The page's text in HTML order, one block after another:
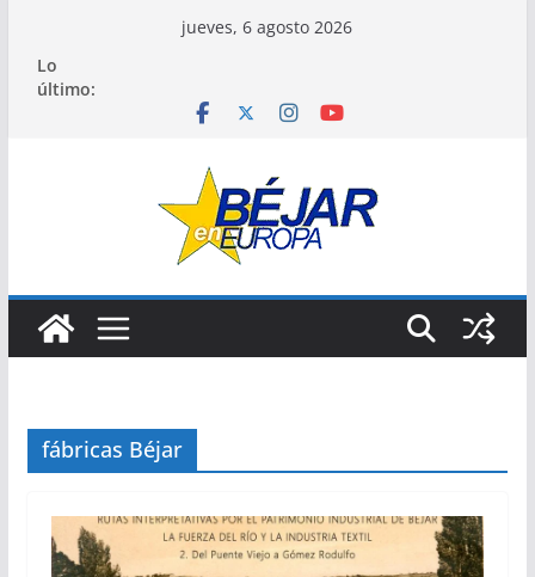
contenido
jueves, 6 agosto 2026
Lo
último:
fábricas Béjar